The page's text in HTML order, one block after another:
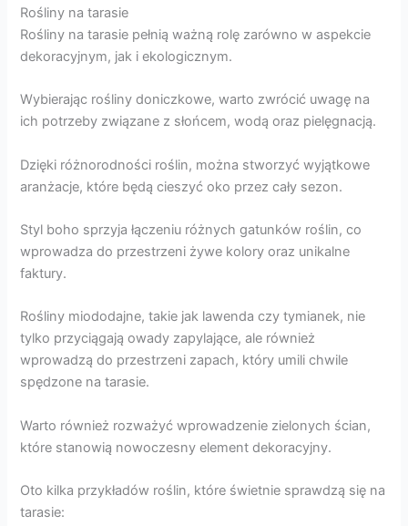
Rośliny na tarasie
Rośliny na tarasie pełnią ważną rolę zarówno w aspekcie
dekoracyjnym, jak i ekologicznym.
Wybierając rośliny doniczkowe, warto zwrócić uwagę na
ich potrzeby związane z słońcem, wodą oraz pielęgnacją.
Dzięki różnorodności roślin, można stworzyć wyjątkowe
aranżacje, które będą cieszyć oko przez cały sezon.
Styl boho sprzyja łączeniu różnych gatunków roślin, co
wprowadza do przestrzeni żywe kolory oraz unikalne
faktury.
Rośliny miododajne, takie jak lawenda czy tymianek, nie
tylko przyciągają owady zapylające, ale również
wprowadzą do przestrzeni zapach, który umili chwile
spędzone na tarasie.
Warto również rozważyć wprowadzenie zielonych ścian,
które stanowią nowoczesny element dekoracyjny.
Oto kilka przykładów roślin, które świetnie sprawdzą się na
tarasie: